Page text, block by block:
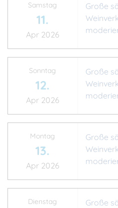
Samstag
11.
Apr 2026
Große
Sonntag
12.
Apr 2026
Große
Montag
13.
Apr 2026
Große
Dienstag
Große